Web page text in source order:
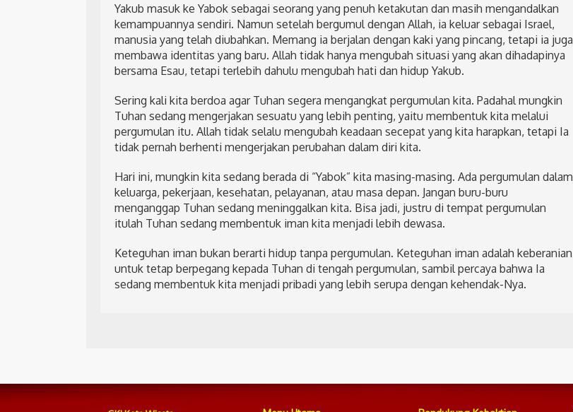
Yakub masuk ke Yabok sebagai seorang yang penuh ketakutan dan masih mengandalkan
kemampuannya sendiri. Namun setelah bergumul dengan Allah, ia keluar sebagai Israel,
manusia yang telah diubahkan. Memang ia berjalan dengan kaki yang pincang, tetapi ia juga
membawa identitas yang baru. Allah tidak hanya mengubah situasi yang akan dihadapinya
bersama Esau, tetapi terlebih dahulu mengubah hati dan hidup Yakub.
Sering kali kita berdoa agar Tuhan segera mengangkat pergumulan kita. Padahal mungkin
Tuhan sedang mengerjakan sesuatu yang lebih penting, yaitu membentuk kita melalui
pergumulan itu. Allah tidak selalu mengubah keadaan secepat yang kita harapkan, tetapi Ia
tidak pernah berhenti mengerjakan perubahan dalam diri kita.
Hari ini, mungkin kita sedang berada di “Yabok” kita masing-masing. Ada pergumulan dalam
keluarga, pekerjaan, kesehatan, pelayanan, atau masa depan. Jangan buru-buru
menganggap Tuhan sedang meninggalkan kita. Bisa jadi, justru di tempat pergumulan
itulah Tuhan sedang membentuk iman kita menjadi lebih dewasa.
Keteguhan iman bukan berarti hidup tanpa pergumulan. Keteguhan iman adalah keberanian
untuk tetap berpegang kepada Tuhan di tengah pergumulan, sambil percaya bahwa Ia
sedang membentuk kita menjadi pribadi yang lebih serupa dengan kehendak-Nya.